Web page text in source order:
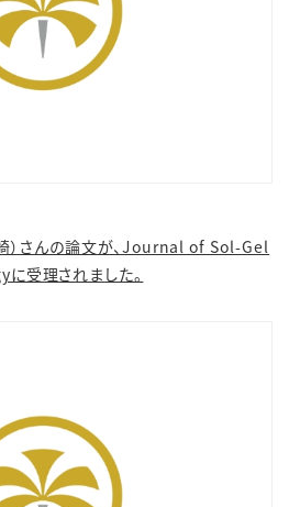
）さんの論文が、Journal of Sol-Gel
受理されました。